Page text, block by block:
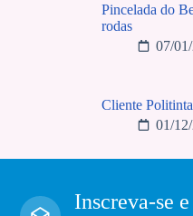
Pincelada do
rodas
07/
Cliente
01/
Inscreva-se